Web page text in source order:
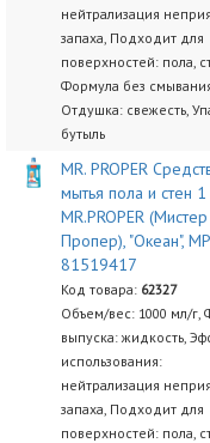
нейтрализация
запаха, Подходит для
поверхностей: пола,
Формула без
Отдушка: свежесть,
бутыль
MR. PROPER
мытья пола и стен 1
MR.PROPER (Мистер
Пропер), "Океан",
81519417
Код товара: 62327
Объем/вес: 1000 мл/г,
выпуска: жидкость,
использования:
нейтрализация
запаха, Подходит для
поверхностей: пола,